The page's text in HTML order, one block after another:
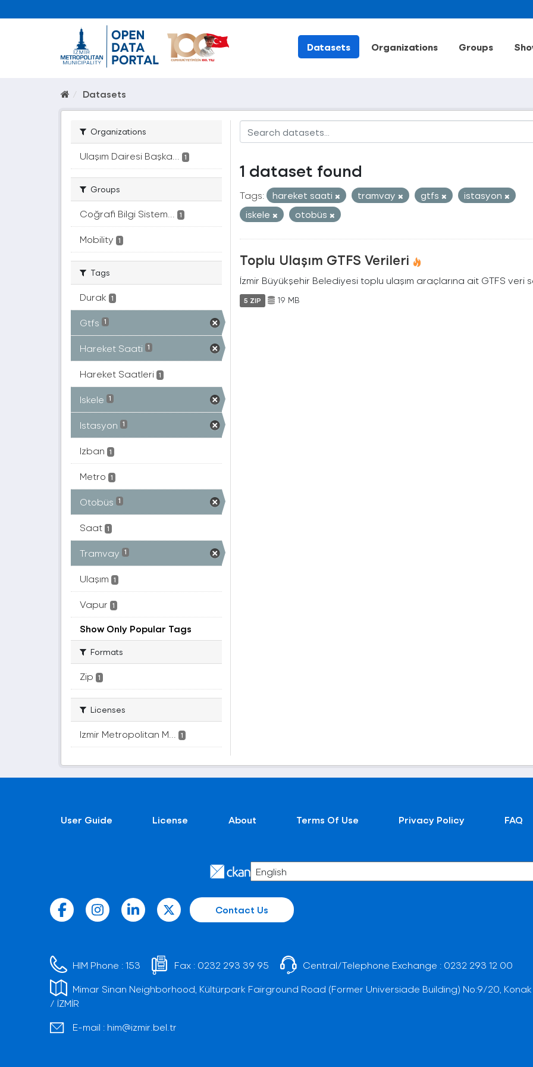
Datasets Organizations Groups
Datasets
Organizations
Ulaşım Dairesi Başka... 1
Groups
Coğrafi Bilgi Sistem... 1
Mobility 1
Tags
Durak 1
Gtfs 1
Hareket Saati 1
Hareket Saatleri 1
Iskele 1
Istasyon 1
Izban 1
Metro 1
Otobüs 1
Saat 1
Tramvay 1
Ulaşım 1
Vapur 1
Show Only Popular Tags
Formats
Zip 1
Licenses
Izmir Metropolitan M... 1
1 dataset found
Tags: hareket saati tramvay gtfs
istasyon
iskele
otobüs
Toplu Ulaşım GTFS Verileri
İzmir Büyükşehir Belediyesi toplu ulaşım araçlarına ait GTFS veri
5 ZIP 19 MB
User Guide License About Terms Of Use Privacy Policy FAQ
Contact Us
HIM Phone :153 Fax : 0232 293 39 95 Central/Telephone Exchange : 0232 293 12 00
Mimar Sinan Neighborhood, Kültürpark Fairground Road (Former Universiade Building) No:9/20, Konak
/ İZMİR
E-mail : him@izmir.bel.tr